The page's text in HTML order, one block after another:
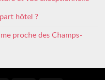
hôtel ?
proche des Champs-